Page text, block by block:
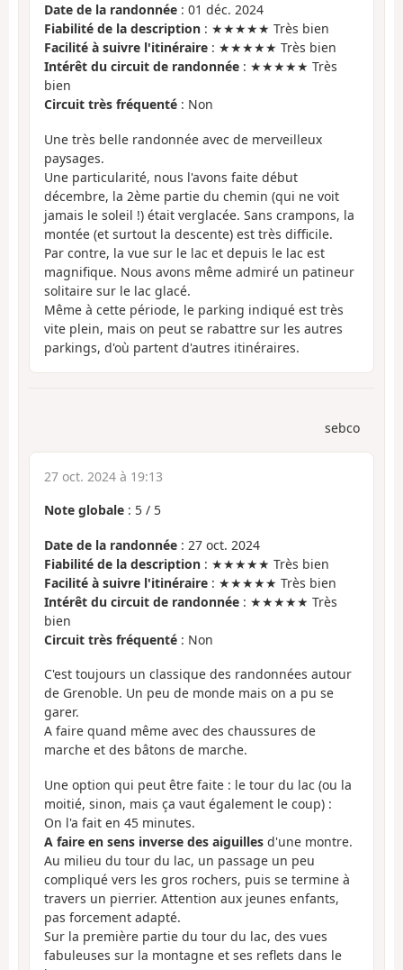
Date de la randonnée : 01 déc. 2024
Fiabilité de la description : ★★★★★ Très bien
Facilité à suivre l'itinéraire : ★★★★★ Très bien
Intérêt du circuit de randonnée : ★★★★★ Très
bien
Circuit très fréquenté : Non
Une très belle randonnée avec de merveilleux
paysages.
Une particularité, nous l'avons faite début
décembre, la 2ème partie du chemin (qui ne voit
jamais le soleil !) était verglacée. Sans crampons, la
montée (et surtout la descente) est très difficile.
Par contre, la vue sur le lac et depuis le lac est
magnifique. Nous avons même admiré un patineur
solitaire sur le lac glacé.
Même à cette période, le parking indiqué est très
vite plein, mais on peut se rabattre sur les autres
parkings, d'où partent d'autres itinéraires.
sebco
27 oct. 2024 à 19:13
Note globale : 5 / 5
Date de la randonnée : 27 oct. 2024
Fiabilité de la description : ★★★★★ Très bien
Facilité à suivre l'itinéraire : ★★★★★ Très bien
Intérêt du circuit de randonnée : ★★★★★ Très
bien
Circuit très fréquenté : Non
C'est toujours un classique des randonnées autour
de Grenoble. Un peu de monde mais on a pu se
garer.
A faire quand même avec des chaussures de
marche et des bâtons de marche.
Une option qui peut être faite : le tour du lac (ou la
moitié, sinon, mais ça vaut également le coup) :
On l'a fait en 45 minutes.
A faire en sens inverse des aiguilles d'une montre.
Au milieu du tour du lac, un passage un peu
compliqué vers les gros rochers, puis se termine à
travers un pierrier. Attention aux jeunes enfants,
pas forcement adapté.
Sur la première partie du tour du lac, des vues
fabuleuses sur la montagne et ses reflets dans le